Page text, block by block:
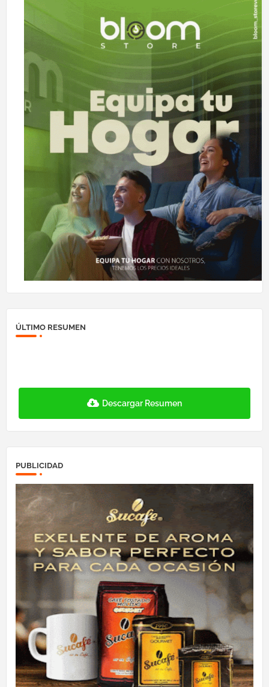
ÚLTIMO RESUMEN
Descargar Resumen
PUBLICIDAD